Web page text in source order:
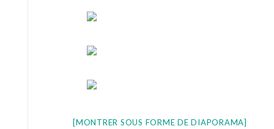
[MONTRER SOUS FORME DE DIAPORAMA]